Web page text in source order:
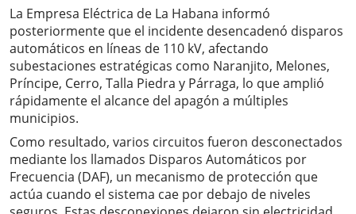
La Empresa Eléctrica de La Habana informó
posteriormente que el incidente desencadenó disparos
automáticos en líneas de 110 kV, afectando
subestaciones estratégicas como Naranjito, Melones,
Príncipe, Cerro, Talla Piedra y Párraga, lo que amplió
rápidamente el alcance del apagón a múltiples
municipios.
Como resultado, varios circuitos fueron desconectados
mediante los llamados Disparos Automáticos por
Frecuencia (DAF), un mecanismo de protección que
actúa cuando el sistema cae por debajo de niveles